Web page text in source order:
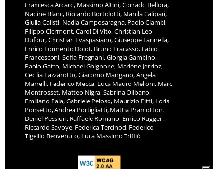
Francesca Arcaro, Massimo Altini, Corrado Bellora,
Nadine Blanc, Riccardo Bortolotti, Manila Calipari,
Giulia Calisti, Nadia Camposaragna, Paolo Ciambi,
Filippo Clermont, Carol Di Vito, Christian Leo
Dufour, Christian Evaspasiano, Giuseppe Farinella,
Enrico Formento Dojot, Bruno Fracasso, Fabio
Francesconi, Sofia Fregnani, Giorgia Gambino,
Paolo Gatto, Michael Ghignone, Marlène Jorrioz,
Cecilia Lazzarotto, Giacomo Mangano, Angela
Marrelli, Federico Mecca, Luca Mauro Melloni, Marc
Montrosset, Matteo Nigra, Sabrina Olibano,
Emiliano Pala, Gabriele Peloso, Maurizio Pitti, Loris
Ponsetto, Andrea Portigliatti, Mattia Pramotton,
Deniel Pession, Raffaele Romano, Enrico Ruggeri,
Riccardo Savoye, Federica Tercinod, Federico
Tigellio Benvenuto, Luca Massimo Trifilò